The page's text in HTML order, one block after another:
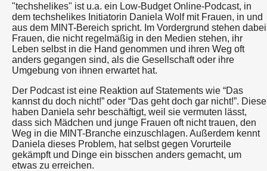
"techshelikes" ist u.a. ein Low-Budget Online-Podcast, in
dem techshelikes Initiatorin Daniela Wolf mit Frauen, in und
aus dem MINT-Bereich spricht. Im Vordergrund stehen dabei
Frauen, die nicht regelmäßig in den Medien stehen, ihr
Leben selbst in die Hand genommen und ihren Weg oft
anders gegangen sind, als die Gesellschaft oder ihre
Umgebung von ihnen erwartet hat.
Der Podcast ist eine Reaktion auf Statements wie “Das
kannst du doch nicht!” oder “Das geht doch gar nicht!”. Diese
haben Daniela sehr beschäftigt, weil sie vermuten lässt,
dass sich Mädchen und junge Frauen oft nicht trauen, den
Weg in die MINT-Branche einzuschlagen. Außerdem kennt
Daniela dieses Problem, hat selbst gegen Vorurteile
gekämpft und Dinge ein bisschen anders gemacht, um
etwas zu erreichen.